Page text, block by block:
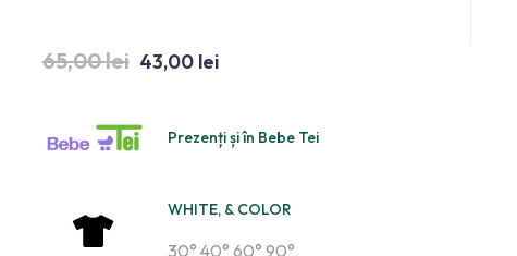
65,00lei 43,00 lei
Prezenți și în Bebe Tei
WHITE, & COLOR
30° 40° 60° 90°